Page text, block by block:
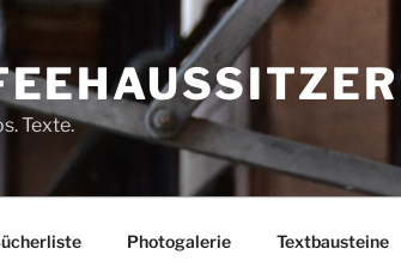
Texte.
Photogalerie Textbausteine